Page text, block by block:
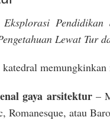
Eksplorasi
Lewat Tur
gaya arsitektur–
Romanesque, atau